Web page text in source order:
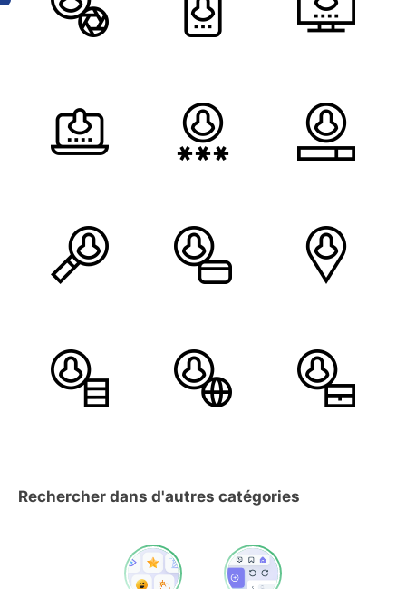
Rechercher dans d'autres catégories